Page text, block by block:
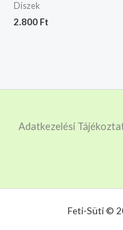
Díszek
2.800 Ft
Adatkezelési
Feti-Süti ©